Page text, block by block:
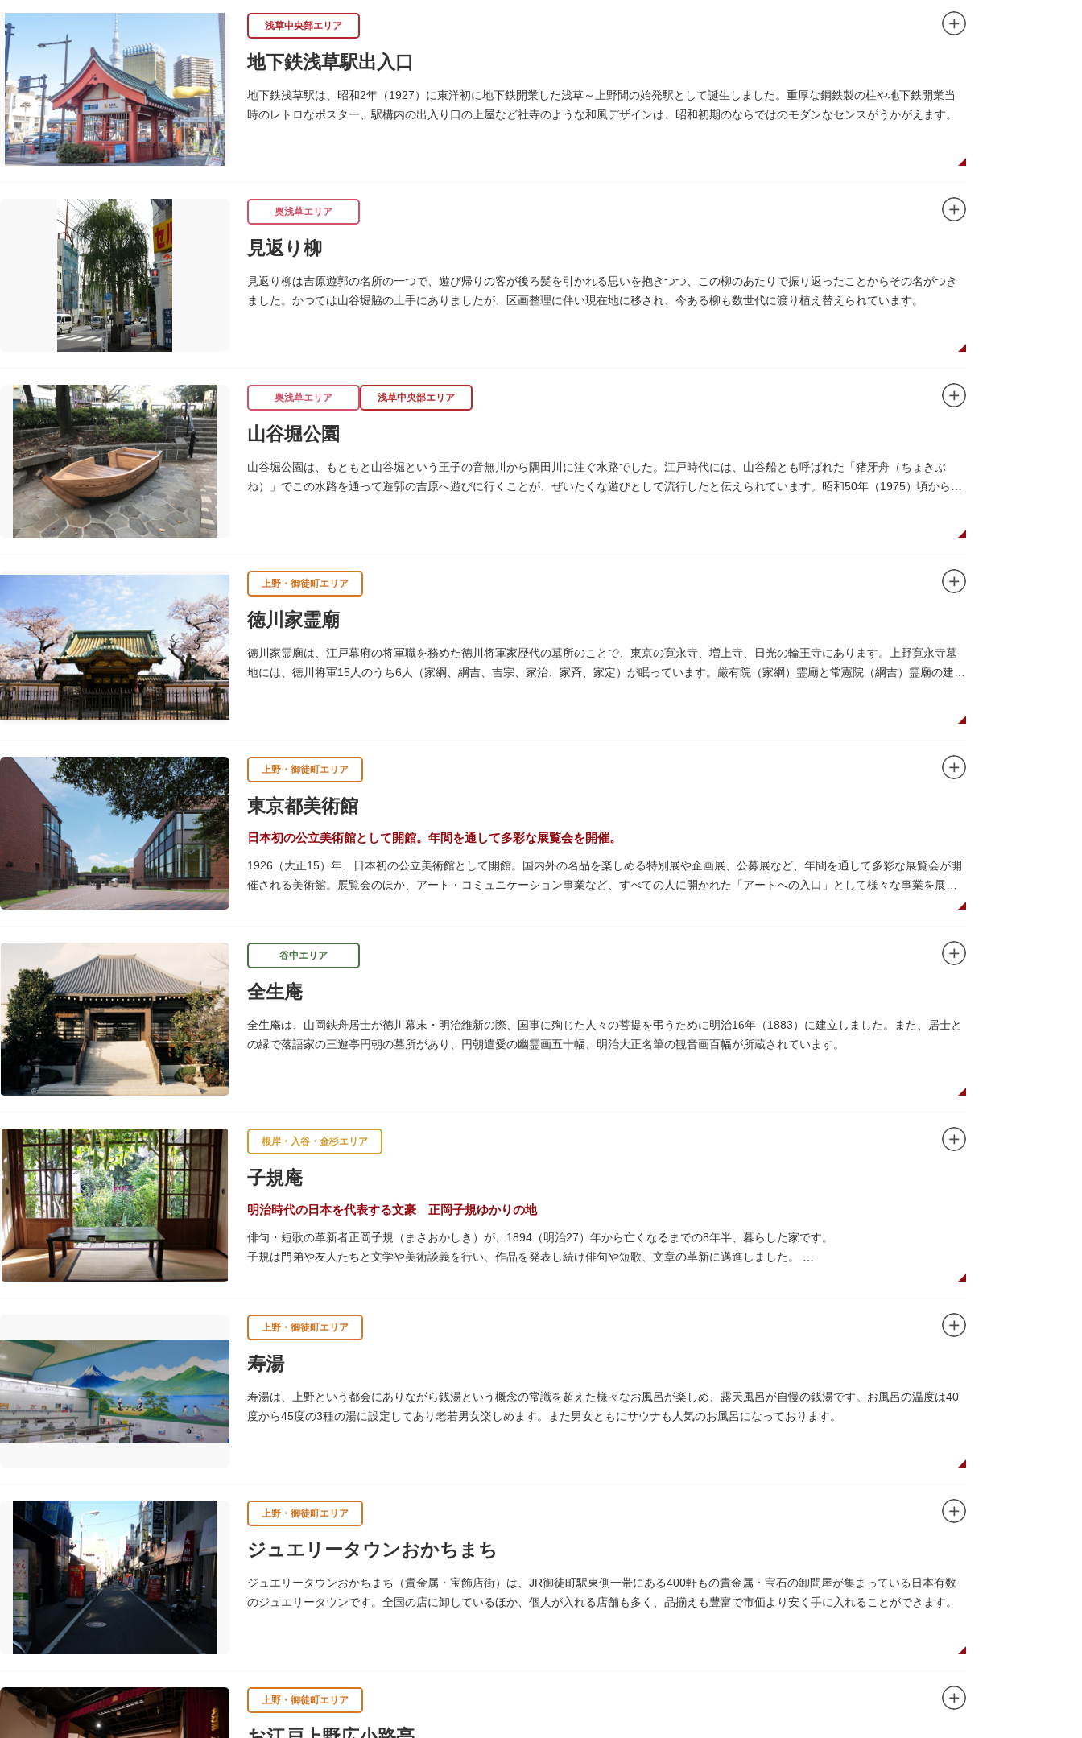
注文ができ、明るい時間の一杯も最高です。好きな時間にお風呂に入り、お風呂の前後これまた好きなタイミングで、おいしい食事をいただ
き、心も体も整えて日々の生活を支えてくれる空間です。
浅草中央部エリア
地下鉄浅草駅出入口
地下鉄浅草駅は、昭和2年（1927）に東洋初に地下鉄開業した浅草～上野間の始発駅として誕生しました。重厚な鋼鉄製の柱や地下鉄開業当
時のレトロなポスター、駅構内の出入り口の上屋など社寺のような和風デザインは、昭和初期のならではのモダンなセンスがうかがえます。
奥浅草エリア
見返り柳
見返り柳は吉原遊郭の名所の一つで、遊び帰りの客が後ろ髪を引かれる思いを抱きつつ、この柳のあたりで振り返ったことからその名がつき
ました。かつては山谷堀脇の土手にありましたが、区画整理に伴い現在地に移され、今ある柳も数世代に渡り植え替えられています。
奥浅草エリア 浅草中央部エリア
山谷堀公園
山谷堀公園は、もともと山谷堀という王子の音無川から隅田川に注ぐ水路でした。江戸時代には、山谷船とも呼ばれた「猪牙舟（ちょきぶ
ね）」でこの水路を通って遊郭の吉原へ遊びに行くことが、ぜいたくな遊びとして流行したと伝えられています。昭和50年（1975）頃から山
上野・御徒町エリア
徳川家霊廟
徳川家霊廟は、江戸幕府の将軍職を務めた徳川将軍家歴代の墓所のことで、東京の寛永寺、増上寺、日光の輪王寺にあります。上野寛永寺墓
地には、徳川将軍15人のうち6人（家綱、綱吉、吉宗、家治、家斉、家定）が眠っています。厳有院（家綱）霊廟と常憲院（綱吉）霊廟の建築
上野・御徒町エリア
東京都美術館
日本初の公立美術館として開館。年間を通して多彩な展覧会を開催。
1926（大正15）年、日本初の公立美術館として開館。国内外の名品を楽しめる特別展や企画展、公募展など、年間を通して多彩な展覧会が開
催される美術館。展覧会のほか、アート・コミュニケーション事業など、すべての人に開かれた「アートへの入口」として様々な事業を展開
レストランやミュージアムショップも充実。開放的なガラス張りのレストランからは、美術館のプロムナードや四季折々の公園の景色を眺め
ることができます。入館は無料で、レストランやミュージアムショップのみの利用も可能です（観覧料は展覧会によって異なります。展覧会
のスケジュールや観覧料等の詳細は公式サイトをご確認ください）。
専門のスタッフに子供を預け、ゆっくりと展覧会鑑賞を楽しめる託児サービス「パパママデー（事前予約制）」や、個室スペースのある授乳
室、ミルク用のお湯のサービスもあるのでファミリーにもおすすめです。
谷中エリア
全生庵
全生庵は、山岡鉄舟居士が徳川幕末・明治維新の際、国事に殉じた人々の菩提を弔うために明治16年（1883）に建立しました。また、居士と
の縁で落語家の三遊亭円朝の墓所があり、円朝遣愛の幽霊画五十幅、明治大正名筆の観音画百幅が所蔵されています。
根岸・入谷・金杉エリア
子規庵
明治時代の日本を代表する文豪 正岡子規ゆかりの地
俳句・短歌の革新者正岡子規（まさおかしき）が、1894（明治27）年から亡くなるまでの8年半、暮らした家です。
子規は門弟や友人たちと文学や美術談義を行い、作品を発表し続け俳句や短歌、文章の革新に邁進しました。
1945（昭和20）年の空襲で焼失しましたが、その5年後、当時の間取りのまま再建され、現在の庵は東京都指定史跡として明治の雰囲気が体
感できる魅力的な空間となっています。
子規が病室兼書斎にしていた「病牀六尺の間」などを復元しており、明治の暮らしだけでなく創作の様子を偲ぶことができます。現在、一般
のボランティア団体により大切に維持・保存されています。
上野・御徒町エリア
寿湯
寿湯は、上野という都会にありながら銭湯という概念の常識を超えた様々なお風呂が楽しめ、露天風呂が自慢の銭湯です。お風呂の温度は40
度から45度の3種の湯に設定してあり老若男女楽しめます。また男女ともにサウナも人気のお風呂になっております。
上野・御徒町エリア
ジュエリータウンおかちまち
ジュエリータウンおかちまち（貴金属・宝飾店街）は、JR御徒町駅東側一帯にある400軒もの貴金属・宝石の卸問屋が集まっている日本有数
のジュエリータウンです。全国の店に卸しているほか、個人が入れる店舗も多く、品揃えも豊富で市価より安く手に入れることができます。
上野・御徒町エリア